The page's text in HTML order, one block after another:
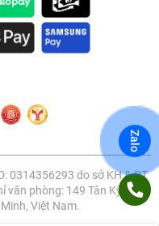
0314356293 do sở KH & ĐT
văn phòng: 149 Tân Kỳ Tân
Việt Nam.
Zalo